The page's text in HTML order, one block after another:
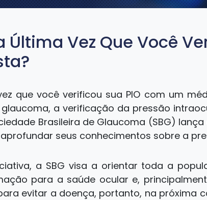
Última Vez Que Você
que você verificou sua PIO com um
a verificação da pressão
Brasileira de Glaucoma (SBG)
seus conhecimentos sobre a
a SBG visa a orientar toda a
para a saúde ocular e,
evitar a doença, portanto, na próxima